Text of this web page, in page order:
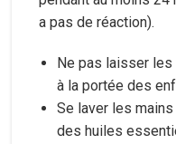
a pas de réaction).
Ne pas laisser
à la portée des
Se laver les
des huiles